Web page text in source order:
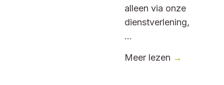
alleen via onze
dienstverlening,
...
Meer lezen →